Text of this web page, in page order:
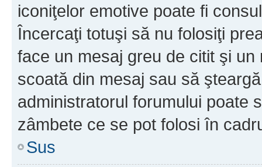
iconiţelor emotive poate fi
Încercaţi totuşi să nu folosiţi
face un mesaj greu de citit şi
scoată din mesaj sau să
administratorul forumului poate
zâmbete ce se pot folosi în
Sus